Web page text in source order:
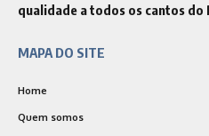
qualidade a todos os cantos do
MAPA DO SITE
Home
Quem somos